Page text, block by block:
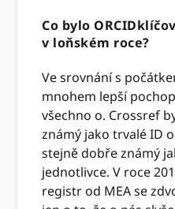
Co bylo
v loňském roce?
Ve srovnání s
mnohem lepší
všechno o. Crossref
známý jako trvalé ID
stejně dobře známý
jednotlivce. V roce
registr od MEA se